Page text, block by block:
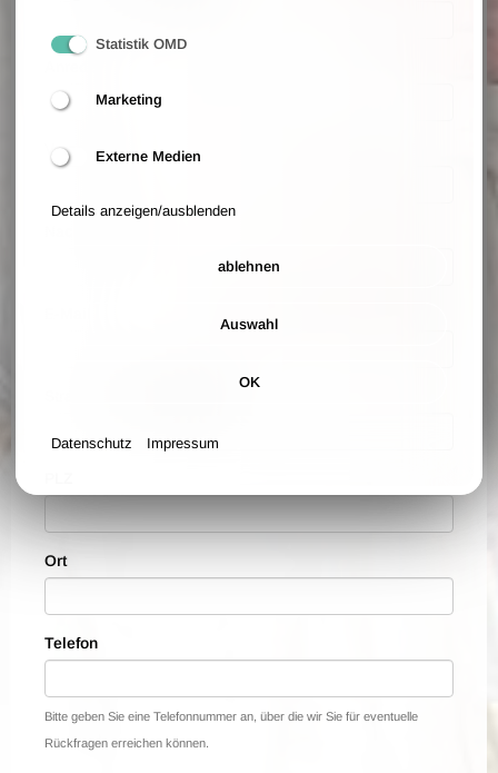
Vorname
Ort
Telefon
Bitte geben Sie eine Telefonnummer an, über die wir Sie für eventuelle
Rückfragen erreichen können.
Statistik OMD
Marketing
Externe Medien
Details anzeigen/ausblenden
ablehnen
Auswahl
OK
Datenschutz Impressum